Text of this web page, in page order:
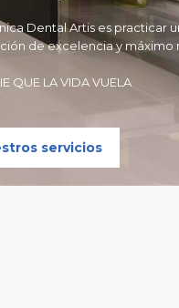
Dental Artis es practicar
de excelencia y máximo
QUE LA VIDA VUELA
servicios